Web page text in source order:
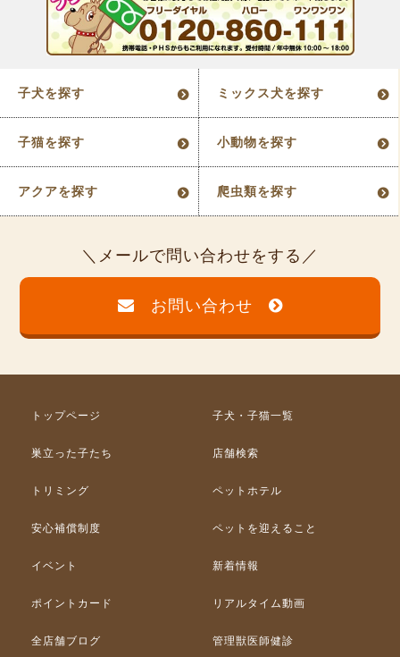
子犬を探す ミックス犬を探す
子猫を探す 小動物を探す
アクアを探す 爬虫類を探す
メールで問い合わせをする
お問い合わせ
トップページ 子犬・子猫一覧
巣立った子たち 店舗検索
トリミング ペットホテル
安心補償制度 ペットを迎えること
イベント 新着情報
ポイントカード リアルタイム動画
全店舗ブログ 管理獣医師健診